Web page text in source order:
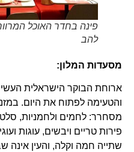
פינה בחדר האוכל המרווח
להב
מסעדות המלון:
ארוחת הבוקר הישראלית
והטעימה לפתוח את היום.
מסחרר: לחמים ולחמניות, סלטים
פירות טריים ויבשים, עוגות
שתייה חמה וקלה, והעין אינה